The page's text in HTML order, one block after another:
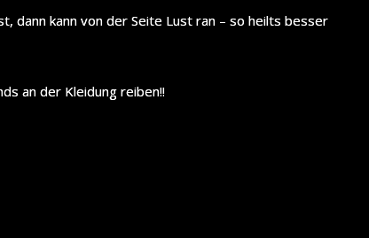
dann kann von der Seite Lust ran – so heilts besser
an der Kleidung reiben!!